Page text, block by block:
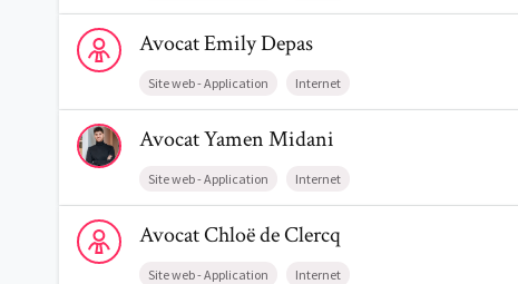
Voir le profil de AvocatEmily Depas
AvocatEmilyDepas
Site web - Application Internet
Voir le profil de AvocatYamen Midani
AvocatYamenMidani
Site web - Application Internet
Voir le profil de AvocatChloë de Clercq
AvocatChloëde Clercq
Site web - Application Internet